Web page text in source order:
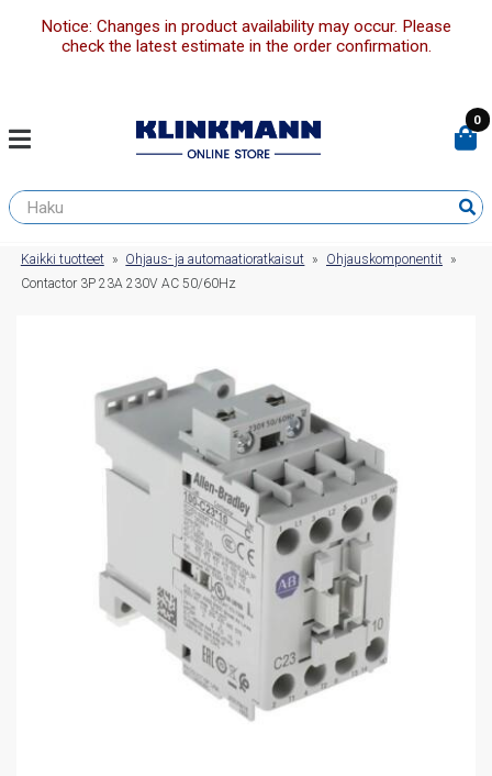
Notice: Changes in product availability may occur. Please
check the latest estimate in the order confirmation.
0
Kaikki tuotteet » Ohjaus- ja automaatioratkaisut » Ohjauskomponentit »
Contactor 3P 23A 230V AC 50/60Hz